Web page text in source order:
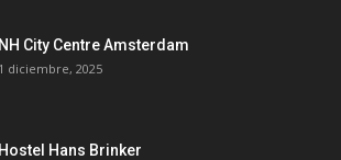
NH City Centre Amsterdam
1 diciembre, 2025
Hostel Hans Brinker